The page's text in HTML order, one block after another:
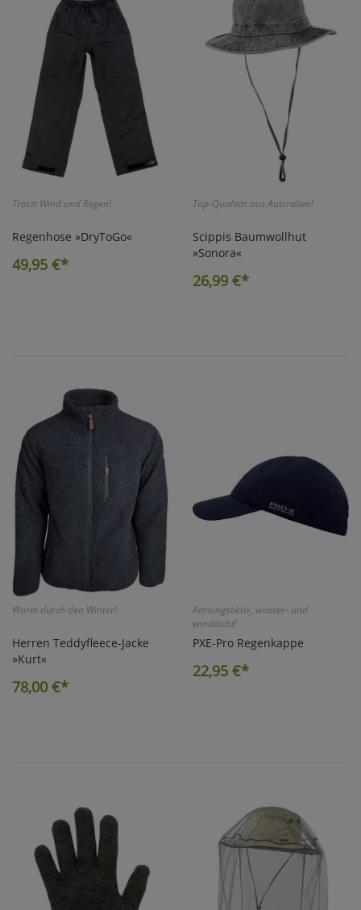
Trotzt Wind und Regen!
Regenhose »DryToGo«
49,95 €*
Top-Qualität aus Australien!
Scippis Baumwollhut
»Sonora«
26,99 €*
Warm durch den Winter!
Herren Teddyfleece-Jacke
»Kurt«
78,00 €*
Atmungsaktiv, wasser- und
winddicht!
PXE-Pro Regenkappe
22,95 €*